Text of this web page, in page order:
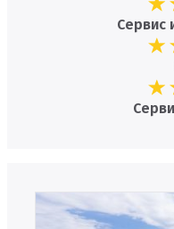
Сервис